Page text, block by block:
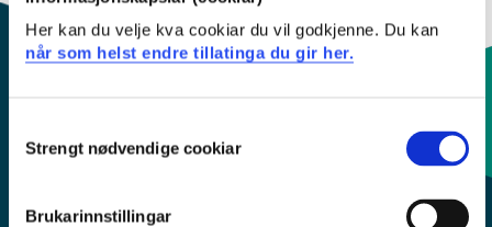
Her kan du velje kva cookiar du vil godkjenne. Du kan
når som helst endre tillatinga du gir her.
Selection
Strengt nødvendige cookiar
Brukarinnstillingar